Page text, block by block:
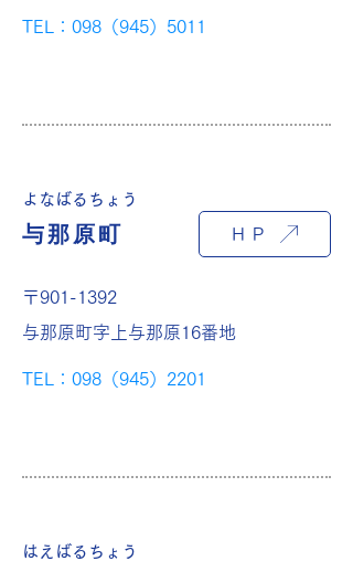
TEL：098（945）5011
よなばるちょう
与那原町 ＨＰ
〒901-1392
与那原町字上与那原16番地
TEL：098（945）2201
はえばるちょう